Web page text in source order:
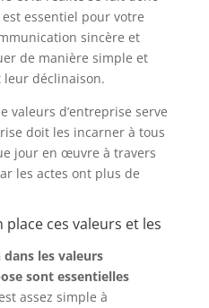
essentiel pour votre
sincère et
de manière simple et
déclinaison.
valeurs d’entreprise serve
doit les incarner à tous
jour en œuvre à travers
les actes ont plus de
ces valeurs et les
dans les valeurs
sont essentielles
assez simple à